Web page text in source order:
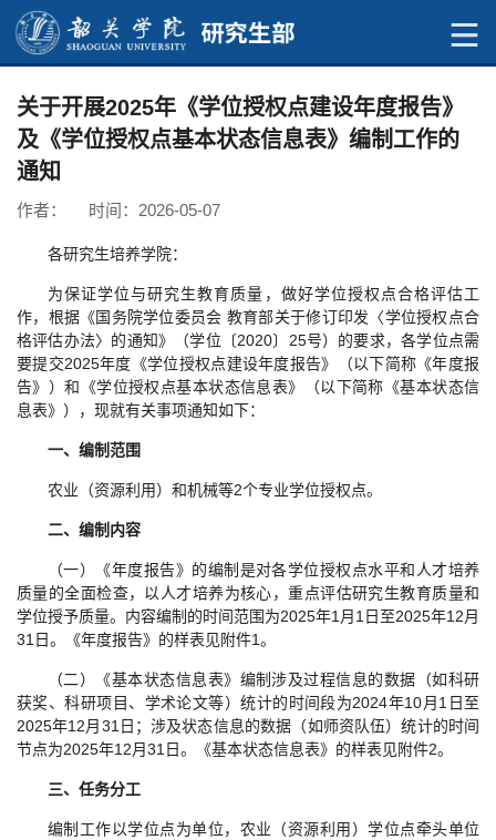
关于开展2025年《学位授权点建设年度报告》
及《学位授权点基本状态信息表》编制工作的
通知
作者： 时间：2026-05-07
各研究生培养学院：
为保证学位与研究生教育质量，做好学位授权点合格评估工
作，根据《国务院学位委员会 教育部关于修订印发〈学位授权点合
格评估办法〉的通知》（学位〔2020〕25号）的要求，各学位点需
要提交2025年度《学位授权点建设年度报告》（以下简称《年度报
告》）和《学位授权点基本状态信息表》（以下简称《基本状态信
息表》），现就有关事项通知如下：
一、编制范围
农业（资源利用）和机械等2个专业学位授权点。
二、编制内容
（一）《年度报告》的编制是对各学位授权点水平和人才培养
质量的全面检查，以人才培养为核心，重点评估研究生教育质量和
学位授予质量。内容编制的时间范围为2025年1月1日至2025年12月
31日。《年度报告》的样表见附件1。
（二）《基本状态信息表》编制涉及过程信息的数据（如科研
获奖、科研项目、学术论文等）统计的时间段为2024年10月1日至
2025年12月31日；涉及状态信息的数据（如师资队伍）统计的时间
节点为2025年12月31日。《基本状态信息表》的样表见附件2。
三、任务分工
编制工作以学位点为单位，农业（资源利用）学位点牵头单位